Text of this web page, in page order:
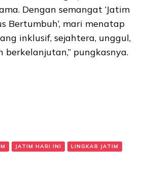
Dengan semangat ‘Jatim
Bertumbuh’, mari menatap
inklusif, sejahtera, unggul,
berkelanjutan,” pungkasnya.
JATIM HARI INI LINGKAR JATIM